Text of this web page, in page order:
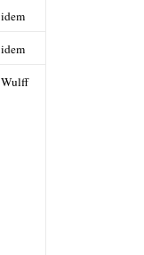
idem
idem
Wulff